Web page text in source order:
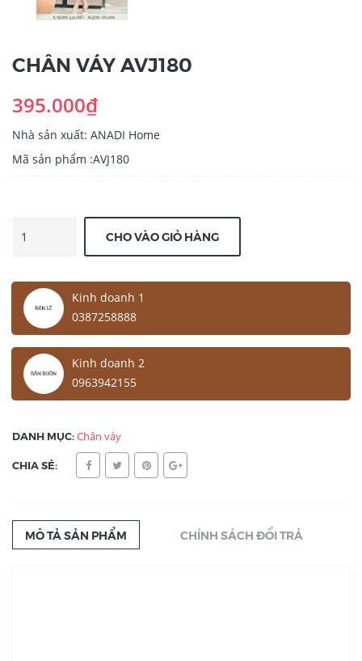
CHÂN VÁY AVJ180
395.000₫
Nhà sản xuất: ANADI Home
Mã sản phẩm :AVJ180
CHO VÀO GIỎ HÀNG
Kinh doanh 1
0387258888
Kinh doanh 2
0963942155
DANH MỤC:Chân váy
CHIA SẺ:
MÔ TẢ SẢN PHẨM CHÍNH SÁCH ĐỔI TRẢ